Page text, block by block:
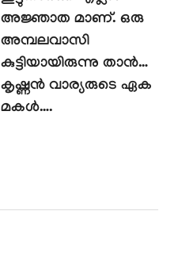
അജ്ഞാത മാണ്. ഒരു
അമ്പലവാസി
കുട്ടിയായിരുന്നു താൻ…
കൃഷ്ണൻ വാര്യരുടെ ഏക
മകൾ….